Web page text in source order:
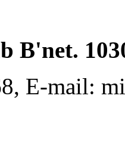
B'net.
E-mail: